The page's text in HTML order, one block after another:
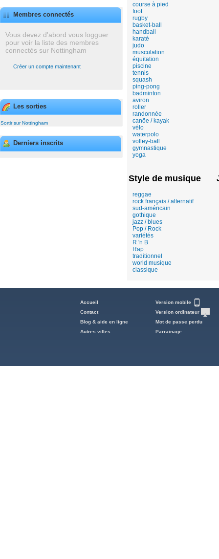
Membres connectés
Vous devez d'abord vous logguer
pour voir la liste des membres
connectés sur Nottingham
Créer un compte maintenant
Les sorties
Sortir sur Nottingham
Derniers inscrits
course à pied
foot
rugby
basket-ball
handball
karaté
judo
musculation
équitation
piscine
tennis
squash
ping-pong
badminton
aviron
roller
randonnée
canöe / kayak
vélo
waterpolo
volley-ball
gymnastique
yoga
Style de musique
reggae
rock français / alternatif
sud-américain
gothique
jazz / blues
Pop / Rock
variétés
R 'n B
Rap
traditionnel
world musique
classique
Accueil
Contact
Blog & aide en ligne
Autres villes
Version mobile
Version ordinateur
Mot de passe perdu
Parrainage